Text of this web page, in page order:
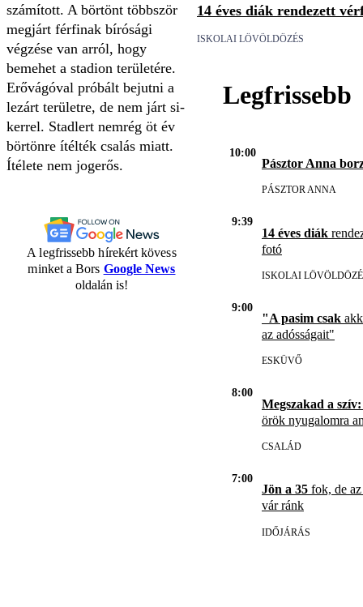
számított. A börtönt többször
megjárt férfinak bírósági
végzése van arról, hogy
bemehet a stadion területére.
Erővágóval próbált bejutni a
lezárt területre, de nem járt si­
kerrel. Stadlert nemrég öt év
börtönre ítélték csalás miatt.
Ítélete nem jogerős.
A legfrissebb hírekért kövess
minket a Bors Google News
oldalán is!
14 éves diák rendezett
ISKOLAI LÖVÖLDÖZÉS
Legfrissebb
10:00
Pásztor Anna
PÁSZTOR ANNA
9:39
14 éves diák
fotó
ISKOLAI
9:00
"A pasim csak
az adósságait"
ESKÜVŐ
8:00
Megszakad a szív:
örök nyugalomra
CSALÁD
7:00
Jön a 35 fok, de
vár ránk
IDŐJÁRÁS